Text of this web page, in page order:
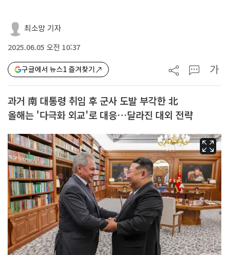
최소망 기자
2025.06.05 오전 10:37
구글에서 뉴스1 즐겨찾기 가
과거 南 대통령 취임 후 군사 도발 부각한 北
올해는 '다극화 외교'로 대응…달라진 대외 전략